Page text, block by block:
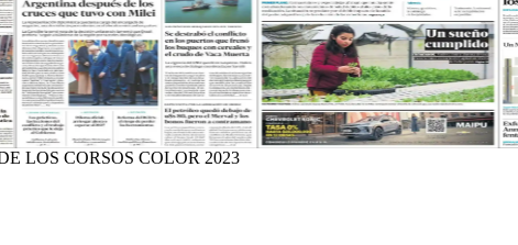
LOS CORSOS COLOR 2023